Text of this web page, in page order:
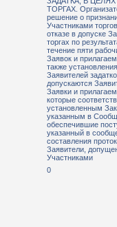
ТОРГАХ.
решение о
Участниками
отказе в допуске
торгах по
течение пяти
Заявок и
также
Заявителей
допускаются
Заявки и
которые
установленным
указанным в
обеспечившие
указанный в
составления
Заявители,
Участниками
0